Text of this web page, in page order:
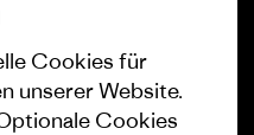
Cookies für
unserer Website.
Cookies